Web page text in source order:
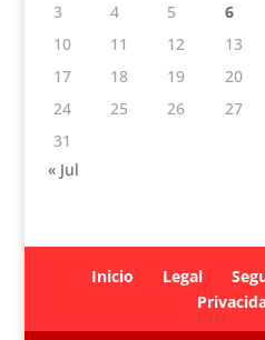
3
4 5 6
10
11 12 13
17
18 19 20
24
25 26 27
31
« Jul
Inicio Legal